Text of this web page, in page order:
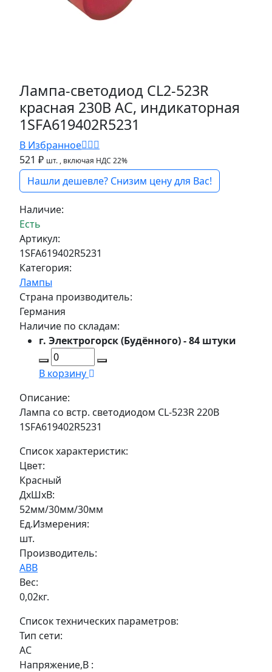
Лампа-светодиод CL2-523R
красная 230B AC, индикаторная
1SFA619402R5231
В Избранное
521 ₽ шт. , включая НДС 22%
Нашли дешевле? Снизим цену для Вас!
Наличие:
Есть
Артикул:
1SFA619402R5231
Категория:
Лампы
Страна производитель:
Германия
Наличие по складам:
г. Электрогорск (Будённого) - 84 штуки
В корзину
Описание:
Лампа со встр. светодиодом CL-523R 220B
1SFA619402R5231
Список характеристик:
Цвет:
Красный
ДxШxВ:
52мм/30мм/30мм
Ед.Измерения:
шт.
Производитель:
ABB
Вес:
0,02кг.
Список технических параметров:
Тип сети:
AC
Напряжение,В :